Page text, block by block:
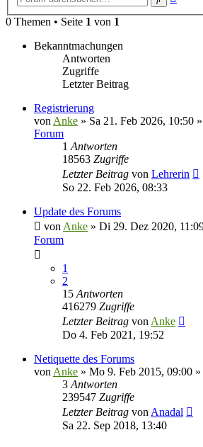
0 Themen • Seite 1 von 1
Bekanntmachungen
Antworten
Zugriffe
Letzter Beitrag
Registrierung
von Anke » Sa 21. Feb 2026, 10:50
Forum
1 Antworten
18563 Zugriffe
Letzter Beitrag von Lehrerin
So 22. Feb 2026, 08:33
Update des Forums
von Anke » Di 29. Dez 2020,
Forum
1
2
15 Antworten
416279 Zugriffe
Letzter Beitrag von Anke
Do 4. Feb 2021, 19:52
Netiquette des Forums
von Anke » Mo 9. Feb 2015, 09:00
3 Antworten
239547 Zugriffe
Letzter Beitrag von Anadal
Sa 22. Sep 2018, 13:40